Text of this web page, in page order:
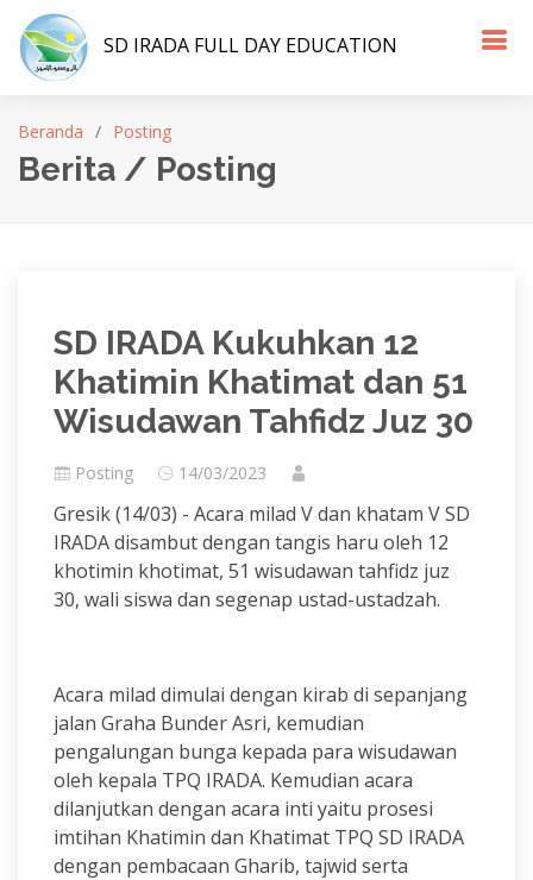
SD IRADA FULL DAY EDUCATION
Beranda Posting
Berita / Posting
SD IRADA Kukuhkan 12
Khatimin Khatimat dan 51
Wisudawan Tahfidz Juz 30
Posting 14/03/2023
Gresik (14/03) - Acara milad V dan khatam V SD
IRADA disambut dengan tangis haru oleh 12
khotimin khotimat, 51 wisudawan tahfidz juz
30, wali siswa dan segenap ustad-ustadzah.
Acara milad dimulai dengan kirab di sepanjang
jalan Graha Bunder Asri, kemudian
pengalungan bunga kepada para wisudawan
oleh kepala TPQ IRADA. Kemudian acara
dilanjutkan dengan acara inti yaitu prosesi
imtihan Khatimin dan Khatimat TPQ SD IRADA
dengan pembacaan Gharib, tajwid serta